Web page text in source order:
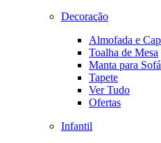
Decoração
Almofada e
Toalha de Mesa
Manta para Sofá
Tapete
Ver Tudo
Ofertas
Infantil